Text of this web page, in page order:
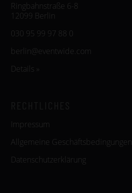
Ringbahnstraße 6-8
12099 Berlin
030 95 99 97 88 0
berlin@eventwide.com
Details »
Impressum
Allgemeine Geschäftsbedingungen
Datenschutzerklärung